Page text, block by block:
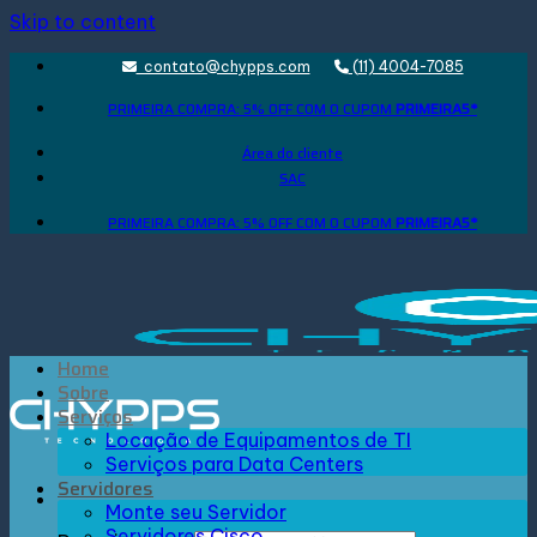
Skip to content
contato@chypps.com (11) 4004-7085
PRIMEIRA COMPRA: 5% OFF COM O CUPOM PRIMEIRA5*
Área do cliente
SAC
PRIMEIRA COMPRA: 5% OFF COM O CUPOM PRIMEIRA5*
Home
Sobre
Serviços
Locação de Equipamentos de TI
Serviços para Data Centers
Servidores
Monte seu Servidor